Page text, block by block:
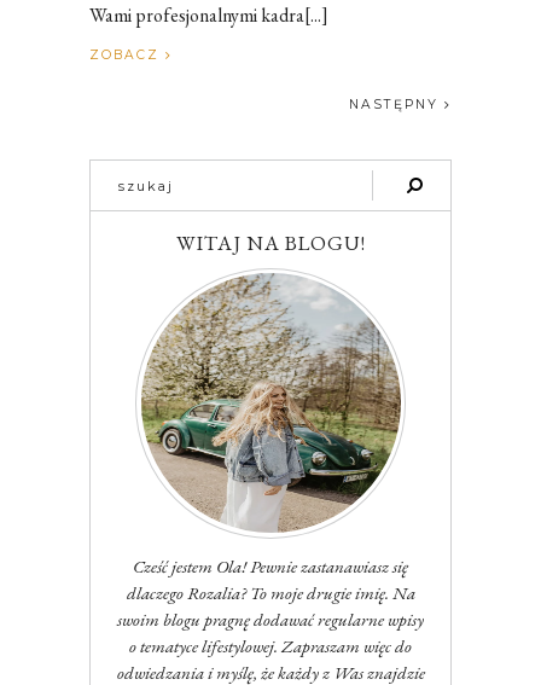
Wami profesjonalnymi kadra[...]
ZOBACZ
NASTĘPNY
WITAJ NA BLOGU!
Cześć jestem Ola! Pewnie zastanawiasz się
dlaczego Rozalia? To moje drugie imię. Na
swoim blogu pragnę dodawać regularne wpisy
o tematyce lifestylowej. Zapraszam więc do
odwiedzania i myślę, że każdy z Was znajdzie